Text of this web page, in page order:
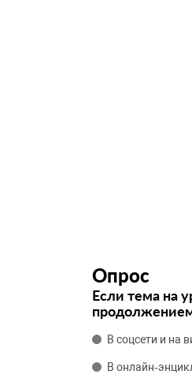
Опрос
Если тема на
В соцсети и на
В